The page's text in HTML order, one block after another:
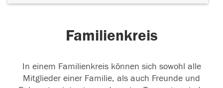
Familienkreis
In einem Familienkreis können sich sowohl alle
Mitglieder einer Familie, als auch Freunde und